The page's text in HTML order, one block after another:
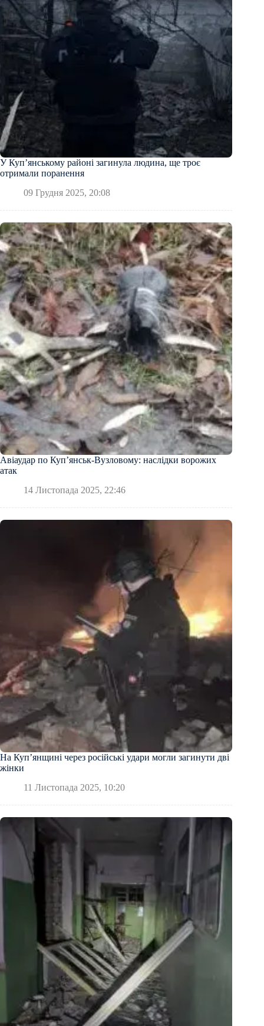
У Купʼянському районі загинула людина, ще троє
отримали поранення
09 Грудня 2025, 20:08
Авіаудар по Купʼянськ-Вузловому: наслідки ворожих
атак
14 Листопада 2025, 22:46
На Куп’янщині через російські удари могли загинути дві
жінки
11 Листопада 2025, 10:20